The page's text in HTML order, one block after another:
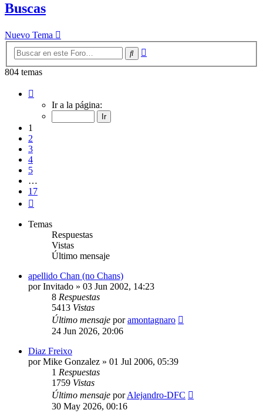
Buscas
Nuevo Tema
Buscar
804 temas
Ir a la página:
1
2
3
4
5
…
17
Temas
Respuestas
Vistas
Último mensaje
apellido Chan (no Chans)
porInvitado » 03 Jun 2002, 14:23
8 Respuestas
5413 Vistas
Último mensaje poramontagnaro
24 Jun 2026, 20:06
Diaz Freixo
porMike Gonzalez » 01 Jul 2006, 05:39
1 Respuestas
1759 Vistas
Último mensaje porAlejandro-DFC
30 May 2026, 00:16